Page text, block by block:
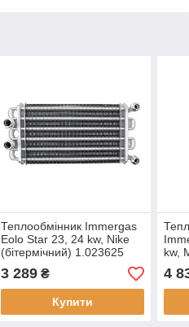
Теплообмінник Immergas
Eolo Star 23, 24 kw, Nike
(бітермічний) 1.023625
біметал
3 289₴
Купити
kw,
4E
4